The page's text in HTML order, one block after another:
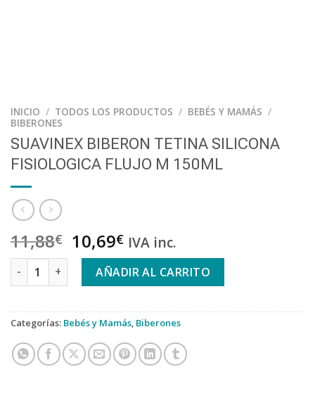
INICIO / TODOS LOS PRODUCTOS / BEBÉS Y MAMÁS /
BIBERONES
SUAVINEX BIBERON TETINA SILICONA
FISIOLOGICA FLUJO M 150ML
11,88€ 10,69€ IVA inc.
SUAVINEX BIBERON TETINA SILICONA FISIOLOGICA FLUJO
AÑADIR AL CARRITO
Categorías: Bebés y Mamás, Biberones